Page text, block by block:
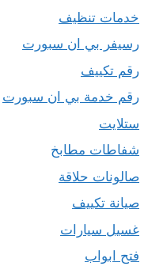
خدمات تنظيف
رسيفر بي ان سبورت
رقم تكييف
رقم خدمة بي ان سبورت
ستلايت
شفاطات مطابخ
صالونات حلاقة
صيانة تكييف
غسيل سيارات
فتح ابواب